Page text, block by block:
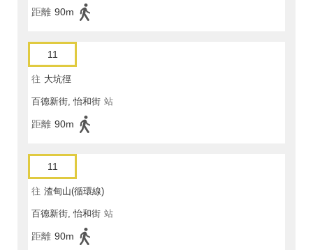
距離 90m
11
往 大坑徑
百德新街, 怡和街 站
距離 90m
11
往 渣甸山(循環線)
百德新街, 怡和街 站
距離 90m